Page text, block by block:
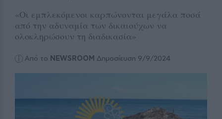
«Οι εμπλεκόμενοι καρπώνονται μεγάλα ποσά
από την αδυναμία των δικαιούχων να
ολοκληρώσουν τη διαδικασία»
Από το NEWSROOM Δημοσίευση 9/9/2024